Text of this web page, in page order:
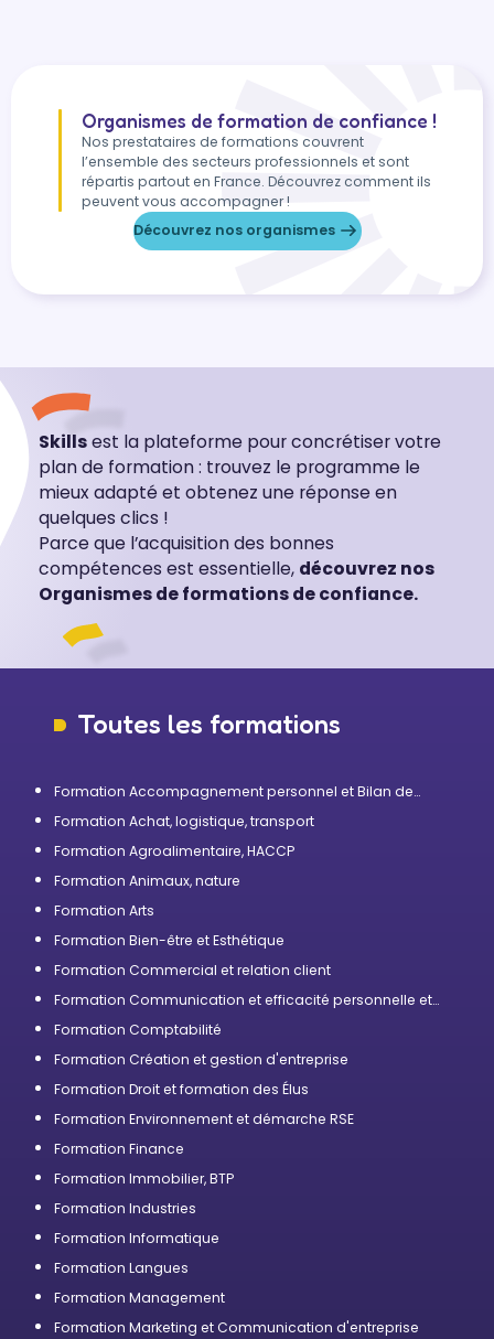
Organismes de formation de confiance !
Nos prestataires de formations couvrent
l’ensemble des secteurs professionnels et sont
répartis partout en France. Découvrez comment ils
peuvent vous accompagner !
Découvrez nos organismes
Skillsest la plateforme pour concrétiser votre
plan de formation : trouvez le programme le
mieux adapté et obtenez une réponse en
quelques clics !
Parce que l’acquisition des bonnes
compétences est essentielle, découvrez nos
Organismes de formations de confiance.
Toutes les formations
Formation Accompagnement personnel et Bilan de
Formation Achat, logistique, transport
Formation Agroalimentaire, HACCP
Formation Animaux, nature
Formation Arts
Formation Bien-être et Esthétique
Formation Commercial et relation client
Formation Communication et efficacité personnelle et
Formation Comptabilité
Formation Création et gestion d'entreprise
Formation Droit et formation des Élus
Formation Environnement et démarche RSE
Formation Finance
Formation Immobilier, BTP
Formation Industries
Formation Informatique
Formation Langues
Formation Management
Formation Marketing et Communication d'entreprise